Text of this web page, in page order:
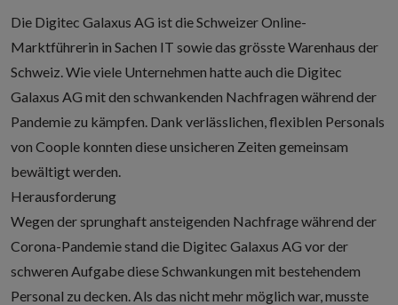
Die Digitec Galaxus AG ist die Schweizer Online-
Marktführerin in Sachen IT sowie das grösste Warenhaus der
Schweiz. Wie viele Unternehmen hatte auch die Digitec
Galaxus AG mit den schwankenden Nachfragen während der
Pandemie zu kämpfen. Dank verlässlichen, flexiblen Personals
von Coople konnten diese unsicheren Zeiten gemeinsam
bewältigt werden.
Herausforderung
Wegen der sprunghaft ansteigenden Nachfrage während der
Corona-Pandemie stand die Digitec Galaxus AG vor der
schweren Aufgabe diese Schwankungen mit bestehendem
Personal zu decken. Als das nicht mehr möglich war, musste